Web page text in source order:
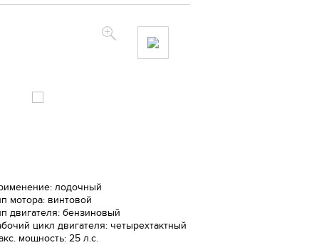
лодочный
мотора: винтовой
двигателя: бензиновый
цикл двигателя: четырехтактный
мощность: 25 л.с.